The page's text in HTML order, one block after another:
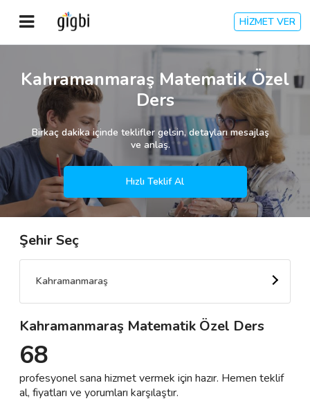
HİZMET VER
Anasayfa
Giriş Yap
Kayıt Ol
Kategoriler
🎈 Biz Kimiz?
🌟 Müşteri Değerlendirmeleri
Destek
İletişim
Kahramanmaraş Matematik Özel
Ders
Birkaç dakika içinde teklifler gelsin, detayları mesajlaş
ve anlaş.
Hızlı Teklif Al
Şehir Seç
Kahramanmaraş
Kahramanmaraş Matematik Özel Ders
68
profesyonel sana hizmet vermek için hazır. Hemen teklif
al, fiyatları ve yorumları karşılaştır.